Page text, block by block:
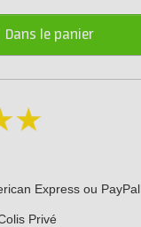
Dans le panier
Express ou PayPal
Privé